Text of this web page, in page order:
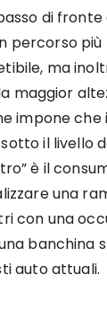
di
percorso più
ma
maggior
impone
il livello
è il
una
con una
banchina
auto attuali.